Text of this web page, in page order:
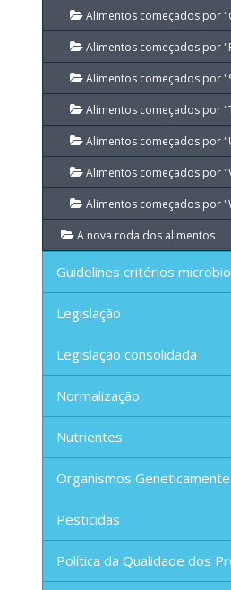
Alimentos começados por
Alimentos começados por
Alimentos começados por
Alimentos começados por
Alimentos começados por
Alimentos começados por
Alimentos começados por
A nova roda dos alimentos
Guidelines critérios
Legislação
Legislação consolidada
Normalização
Nutrientes
Organismos
Pesticidas
Política da Qualidade dos